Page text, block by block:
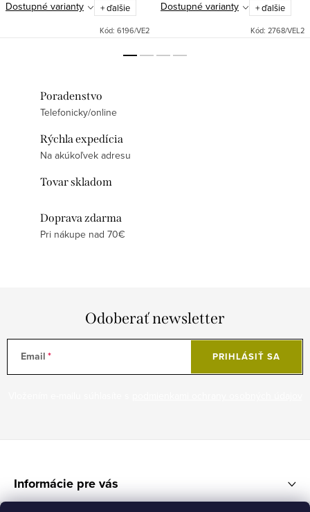
Dostupné varianty + ďalšie
Kód: 6196/VE2
Dostupné varianty + ďalšie
Kód: 2768/VEL2
Poradenstvo
Telefonicky/online
Rýchla expedícia
Na akúkoľvek adresu
Tovar skladom
Doprava zdarma
Pri nákupe nad 70€
Odoberať newsletter
Email PRIHLÁSIŤ SA
p
Informácie pre vás